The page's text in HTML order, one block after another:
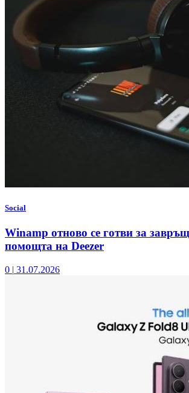
Social
Winamp отново се готви за
помощта на Deezer
0 | 31.07.2026